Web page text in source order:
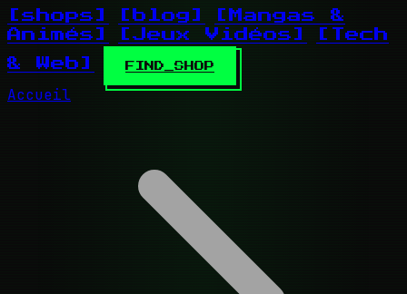
[shops] [blog]
[Mangas &
Animés]
[Jeux Vidéos]
[Tech
& Web]
FIND_SHOP
Accueil